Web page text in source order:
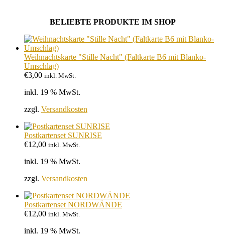
BELIEBTE PRODUKTE IM SHOP
Weihnachtskarte "Stille Nacht" (Faltkarte B6 mit Blanko-
Umschlag)
€3,00 inkl. MwSt.
inkl. 19 % MwSt.
zzgl. Versandkosten
Postkartenset SUNRISE
€12,00 inkl. MwSt.
inkl. 19 % MwSt.
zzgl. Versandkosten
Postkartenset NORDWÄNDE
€12,00 inkl. MwSt.
inkl. 19 % MwSt.